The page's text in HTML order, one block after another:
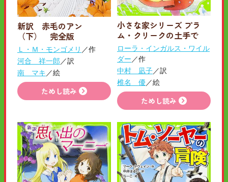
新訳 赤毛のアン
（下） 完全版
Ｌ・Ｍ・モンゴメリ ／作
河合 祥一郎／訳
南 マキ／絵
ためし読み
小さな家シリーズ プラ
ム・クリークの土手で
ローラ・インガルス・ワイル
ダー ／作
中村 凪子／訳
椎名 優／絵
ためし読み